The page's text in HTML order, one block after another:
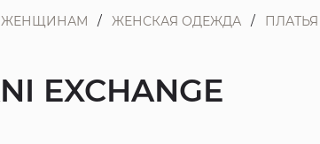
ЖЕНЩИНАМ ЖЕНСКАЯ ОДЕЖДА
EXCHANGE